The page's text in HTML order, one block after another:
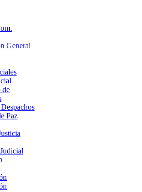
General
de
Paz